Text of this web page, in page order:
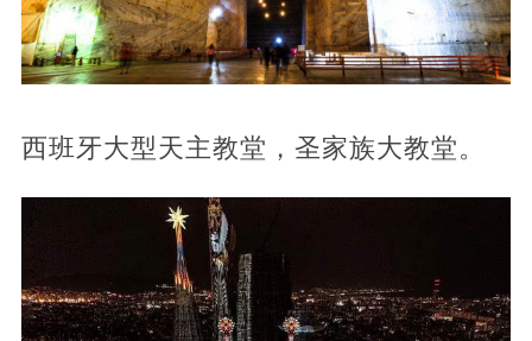
西班牙大型天主教堂，圣家族大教堂。